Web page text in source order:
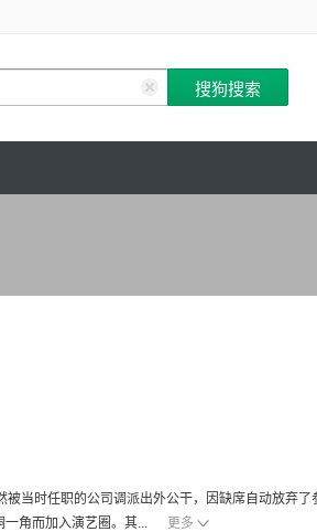
当时任职的公司调派出外公干，因缺席自动放弃
角而加入演艺圈。其...
更多